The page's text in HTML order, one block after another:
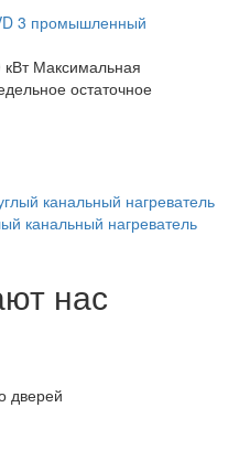
3 промышленный
Максимальная
остаточное
канальный нагреватель
нас
дверей